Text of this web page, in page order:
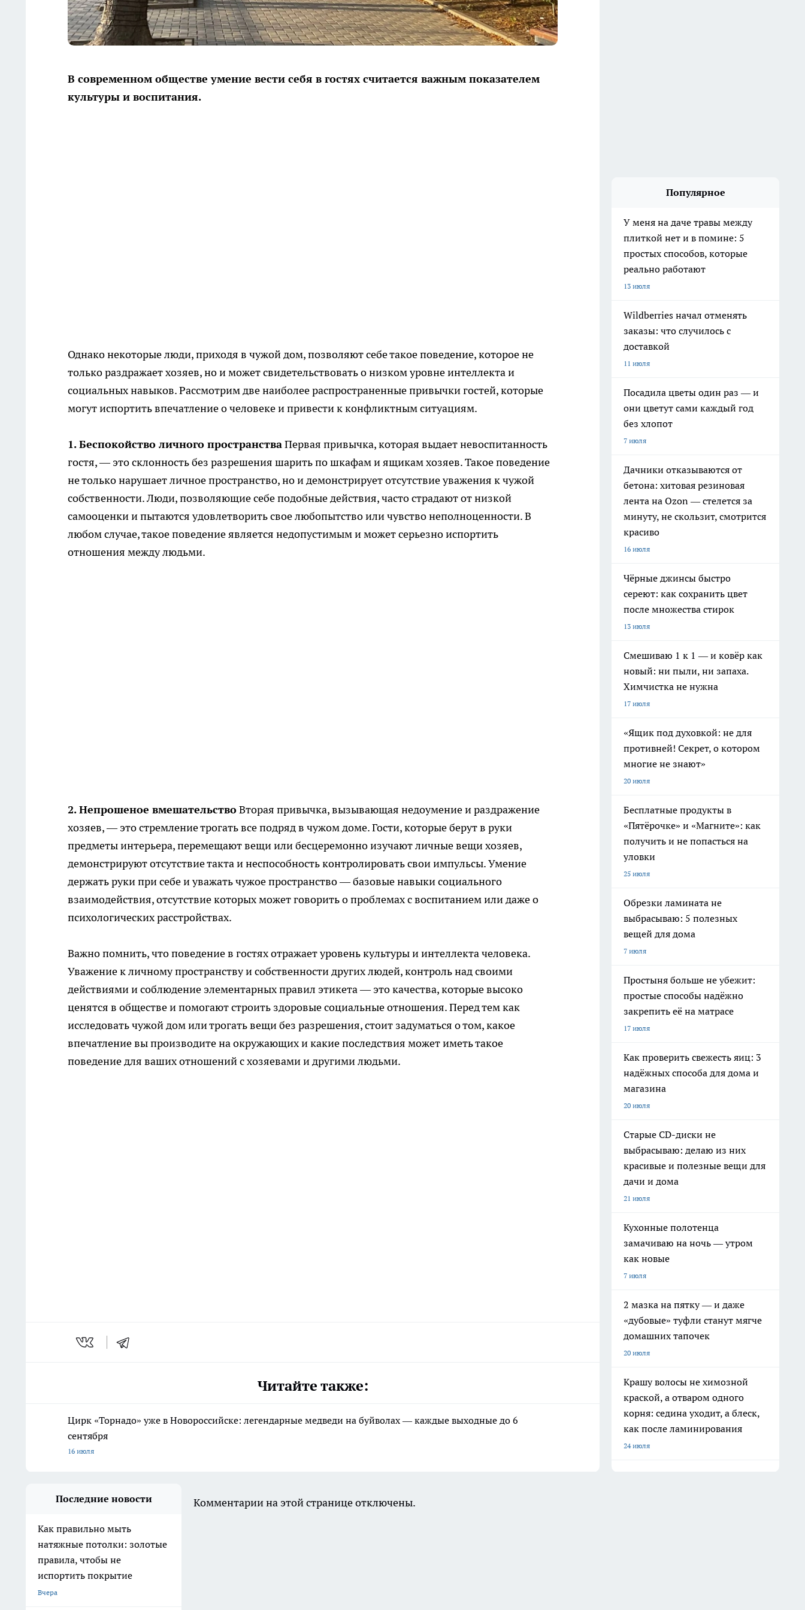
В современном обществе умение вести себя в гостях считается важным показателем
культуры и воспитания.
Однако некоторые люди, приходя в чужой дом, позволяют себе такое поведение, которое не
только раздражает хозяев, но и может свидетельствовать о низком уровне интеллекта и
социальных навыков. Рассмотрим две наиболее распространенные привычки гостей, которые
могут испортить впечатление о человеке и привести к конфликтным ситуациям.
1. Беспокойство личного пространстваПервая привычка, которая выдает невоспитанность
гостя, — это склонность без разрешения шарить по шкафам и ящикам хозяев. Такое поведение
не только нарушает личное пространство, но и демонстрирует отсутствие уважения к чужой
собственности. Люди, позволяющие себе подобные действия, часто страдают от низкой
самооценки и пытаются удовлетворить свое любопытство или чувство неполноценности. В
любом случае, такое поведение является недопустимым и может серьезно испортить
отношения между людьми.
2. Непрошеное вмешательствоВторая привычка, вызывающая недоумение и раздражение
хозяев, — это стремление трогать все подряд в чужом доме. Гости, которые берут в руки
предметы интерьера, перемещают вещи или бесцеремонно изучают личные вещи хозяев,
демонстрируют отсутствие такта и неспособность контролировать свои импульсы. Умение
держать руки при себе и уважать чужое пространство — базовые навыки социального
взаимодействия, отсутствие которых может говорить о проблемах с воспитанием или даже о
психологических расстройствах.
Важно помнить, что поведение в гостях отражает уровень культуры и интеллекта человека.
Уважение к личному пространству и собственности других людей, контроль над своими
действиями и соблюдение элементарных правил этикета — это качества, которые высоко
ценятся в обществе и помогают строить здоровые социальные отношения. Перед тем как
исследовать чужой дом или трогать вещи без разрешения, стоит задуматься о том, какое
впечатление вы производите на окружающих и какие последствия может иметь такое
поведение для ваших отношений с хозяевами и другими людьми.
Читайте также:
Цирк «Торнадо» уже в Новороссийске: легендарные медведи на буйволах — каждые выходные до 6
сентября
16 июля
Популярное
У меня на даче травы между
плиткой нет и в помине: 5
простых способов, которые
реально работают
13 июля
Wildberries начал отменять
заказы: что случилось с
доставкой
11 июля
Посадила цветы один раз — и
они цветут сами каждый год
без хлопот
7 июля
Дачники отказываются от
бетона: хитовая резиновая
лента на Ozon — стелется за
минуту, не скользит, смотрится
красиво
16 июля
Чёрные джинсы быстро
сереют: как сохранить цвет
после множества стирок
13 июля
Смешиваю 1 к 1 — и ковёр как
новый: ни пыли, ни запаха.
Химчистка не нужна
17 июля
«Ящик под духовкой: не для
противней! Секрет, о котором
многие не знают»
20 июля
Бесплатные продукты в
«Пятёрочке» и «Магните»: как
получить и не попасться на
уловки
25 июля
Обрезки ламината не
выбрасываю: 5 полезных
вещей для дома
7 июля
Простыня больше не убежит:
простые способы надёжно
закрепить её на матрасе
17 июля
Как проверить свежесть яиц: 3
надёжных способа для дома и
магазина
20 июля
Старые CD-диски не
выбрасываю: делаю из них
красивые и полезные вещи для
дачи и дома
21 июля
Кухонные полотенца
замачиваю на ночь — утром
как новые
7 июля
2 мазка на пятку — и даже
«дубовые» туфли станут мягче
домашних тапочек
20 июля
Крашу волосы не химозной
краской, а отваром одного
корня: седина уходит, а блеск,
как после ламинирования
24 июля
Последние новости
Как правильно мыть
натяжные потолки: золотые
правила, чтобы не
испортить покрытие
Вчера
Комментарии на этой странице отключены.